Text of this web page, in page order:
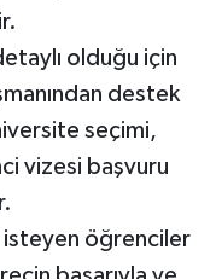
olduğu için
destek
seçimi,
vizesi başvuru
isteyen öğrenciler